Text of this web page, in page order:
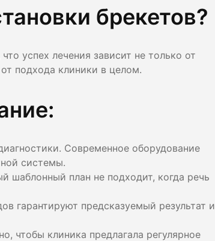
брекетов?
успех лечения зависит не только от
подхода клиники в целом.
Современное оборудование
системы.
шаблонный план не подходит, когда речь
гарантируют предсказуемый результат и
чтобы клиника предлагала регулярное